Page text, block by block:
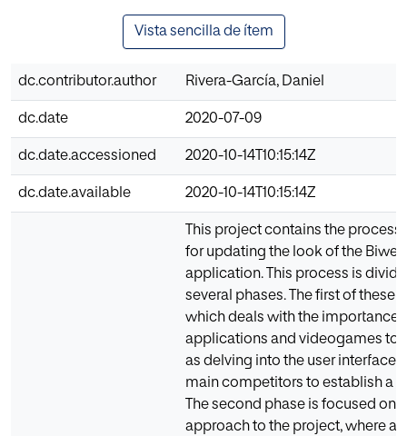
Vista sencilla de ítem
dc.contributor.author Rivera-García, Daniel
dc.date 2020-07-09
dc.date.accessioned 2020-10-14T10:15:14Z
dc.date.available 2020-10-14T10:15:14Z
This project contains the process
for updating the look of the
application. This process is
several phases. The first of these
which deals with the importance
applications and videogames
as delving into the user interface
main competitors to establish a
The second phase is focused on
approach to the project, where a